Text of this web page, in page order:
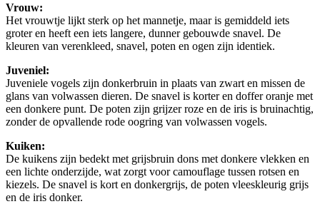
Vrouw:
Het vrouwtje lijkt sterk op het mannetje, maar is gemiddeld iets
groter en heeft een iets langere, dunner gebouwde snavel. De
kleuren van verenkleed, snavel, poten en ogen zijn identiek.
Juveniel:
Juveniele vogels zijn donkerbruin in plaats van zwart en missen de
glans van volwassen dieren. De snavel is korter en doffer oranje met
een donkere punt. De poten zijn grijzer roze en de iris is bruinachtig,
zonder de opvallende rode oogring van volwassen vogels.
Kuiken:
De kuikens zijn bedekt met grijsbruin dons met donkere vlekken en
een lichte onderzijde, wat zorgt voor camouflage tussen rotsen en
kiezels. De snavel is kort en donkergrijs, de poten vleeskleurig grijs
en de iris donker.